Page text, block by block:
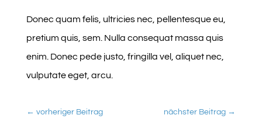
Donec quam felis, ultricies nec, pellentesque eu,
pretium quis, sem. Nulla consequat massa quis
enim. Donec pede justo, fringilla vel, aliquet nec,
vulputate eget, arcu.
← vorheriger Beitrag nächster Beitrag →